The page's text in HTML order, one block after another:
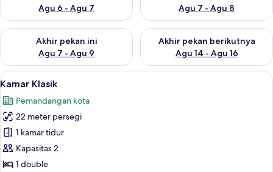
Agu 6 - Agu 7
Agu 7 - Agu 8
Akhir pekan ini
Agu 7 - Agu 9
Periksa ketersediaan untuk akhir pekan ini Agu 7 - Agu 9
Akhir pekan berikutnya
Agu 14 - Agu 16
Periksa ketersediaan untuk
Lihat
semua
foto
untuk
Kamar
Klasik
Seprai antialergi, selimut bulu angsa,
8
Kamar Klasik
Pemandangan kota
22 meter persegi
1 kamar tidur
Kapasitas 2
1 double